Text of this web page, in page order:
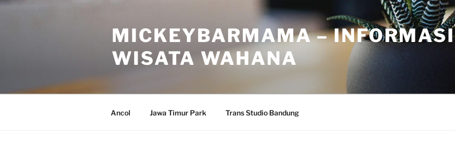
Skip
MICKEYBARMAMA –
WISATA WAHANA
Ancol Jawa Timur Park Trans Studio Bandung